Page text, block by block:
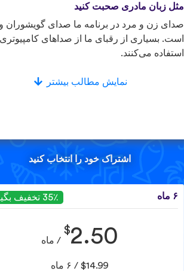
مثل زبان مادری صحبت کنید
صدای زن و مرد در برنامه ما صدای گویشوران
است. بسیاری از رقبای ما از صداهای کامپیوتری
استفاده می‌کنند.
نمایش مطالب بیشتر
اشتراک خود را انتخاب کنید
۶ ماه 35٪ تخفیف بگیرید!
$2.50 / ماه
$14.99 / ۶ ماه